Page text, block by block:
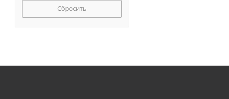
Сбросить